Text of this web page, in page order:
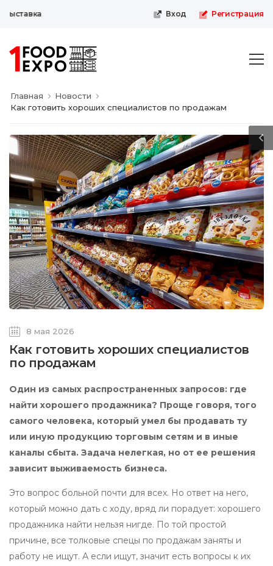
Вход Регистрация
Главная
Новости
Как готовить хороших специалистов по продажам
8 мая 2026
Как готовить хороших специалистов
по продажам
Один из самых распространенных запросов: где
найти хорошего продажника? Проще говоря, того
самого человека, который умел бы продавать ту
или иную продукцию торговым сетям и в иные
каналы сбыта. Задача нелегкая, но от ее решения
зависит выживаемость бизнеса.
Это вопрос больной почти для всех. Но ответ на него,
который можно дать с ходу, вряд ли порадует: хорошего
продажника найти нельзя нигде. По той простой
причине, все толковые спецы по продажам заняты и
работу не ищут. А если ищут, значит есть вопросы к их